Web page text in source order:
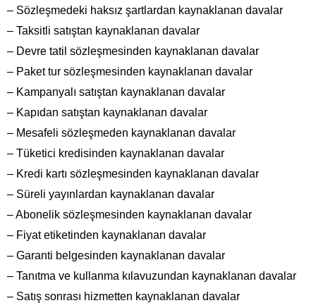
– Sözleşmedeki haksız şartlardan kaynaklanan davalar
– Taksitli satıştan kaynaklanan davalar
– Devre tatil sözleşmesinden kaynaklanan davalar
– Paket tur sözleşmesinden kaynaklanan davalar
– Kampanyalı satıştan kaynaklanan davalar
– Kapıdan satıştan kaynaklanan davalar
– Mesafeli sözleşmeden kaynaklanan davalar
– Tüketici kredisinden kaynaklanan davalar
– Kredi kartı sözleşmesinden kaynaklanan davalar
– Süreli yayınlardan kaynaklanan davalar
– Abonelik sözleşmesinden kaynaklanan davalar
– Fiyat etiketinden kaynaklanan davalar
– Garanti belgesinden kaynaklanan davalar
– Tanıtma ve kullanma kılavuzundan kaynaklanan davalar
– Satış sonrası hizmetten kaynaklanan davalar